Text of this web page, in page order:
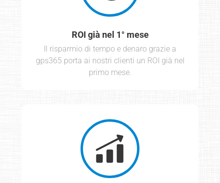
ROI già nel 1° mese
Il risparmio di tempo e denaro grazie a
gps365 porta ai nostri clienti un ROI già nel
primo mese.